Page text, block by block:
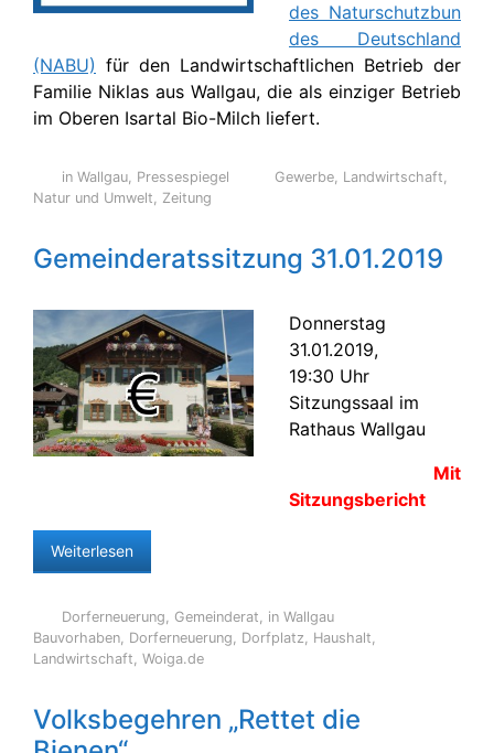
des Naturschutzbun
des Deutschland
(NABU) für den Landwirtschaftlichen Betrieb der
Familie Niklas aus Wallgau, die als einziger Betrieb
im Oberen Isartal Bio-Milch liefert.
in Wallgau, Pressespiegel Gewerbe, Landwirtschaft,
Natur und Umwelt, Zeitung
Gemeinderatssitzung 31.01.2019
Donnerstag
31.01.2019,
19:30 Uhr
Sitzungssaal im
Rathaus Wallgau
Mit
Sitzungsbericht
Weiterlesen
Dorferneuerung, Gemeinderat, in Wallgau
Bauvorhaben, Dorferneuerung, Dorfplatz, Haushalt,
Landwirtschaft, Woiga.de
Volksbegehren „Rettet die